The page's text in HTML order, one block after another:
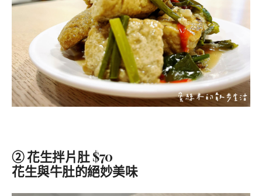
② 花生拌片肚 $70
花生與牛肚的絕妙美味